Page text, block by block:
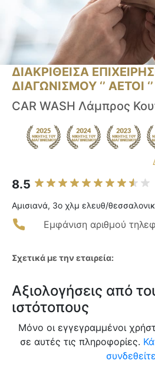
ΔΙΑΚΡΙΘΕΙΣΑ
ΔΙΑΓΩΝΙΣΜΟΥ ‘’ ΑΕΤΟΙ ‘’
CAR WASH Λάμπρος
8.5
Αμισιανά, 3ο χλμ ελευθ/
Εμφάνιση αριθμού
Σχετικά με την εταιρεία:
Αξιολογήσεις από
ιστότοπους
Μόνο οι εγγεγραμμένοι
σε αυτές τις πληροφορίες.